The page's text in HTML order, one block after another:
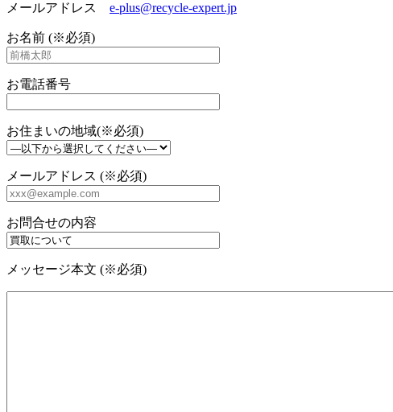
メールアドレス e-plus@recycle-expert.jp
お名前 (※必須)
お電話番号
お住まいの地域(※必須)
メールアドレス (※必須)
お問合せの内容
メッセージ本文 (※必須)